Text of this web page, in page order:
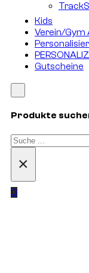
Kids
Verein/Gym
Gutscheine
Produkte
Suchen
×
0